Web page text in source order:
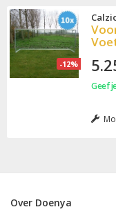
-12%
Geef
Over Doenya